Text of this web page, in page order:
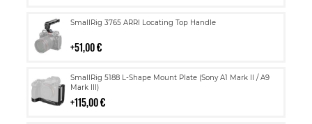
SmallRig 3765 ARRI Locating Top Handle
51,00 €
Lisää
SmallRig 5188 L-Shape Mount Plate (Sony A1 Mark II / A9
Mark III)
115,00 €
Lisää
ostoskoriin